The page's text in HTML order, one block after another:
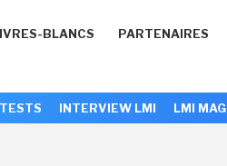
BLANCS PARTENAIRES
TESTS INTERVIEW LMI LMI MAG